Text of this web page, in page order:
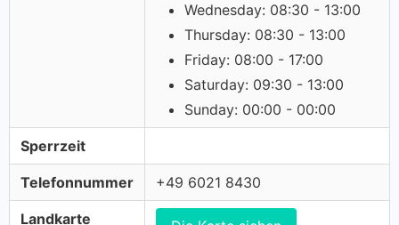
Wednesday: 08:30 - 13:00
Thursday: 08:30 - 13:00
Friday: 08:00 - 17:00
Saturday: 09:30 - 13:00
Sunday: 00:00 - 00:00
Sperrzeit
Telefonnummer +49 6021 8430
Landkarte